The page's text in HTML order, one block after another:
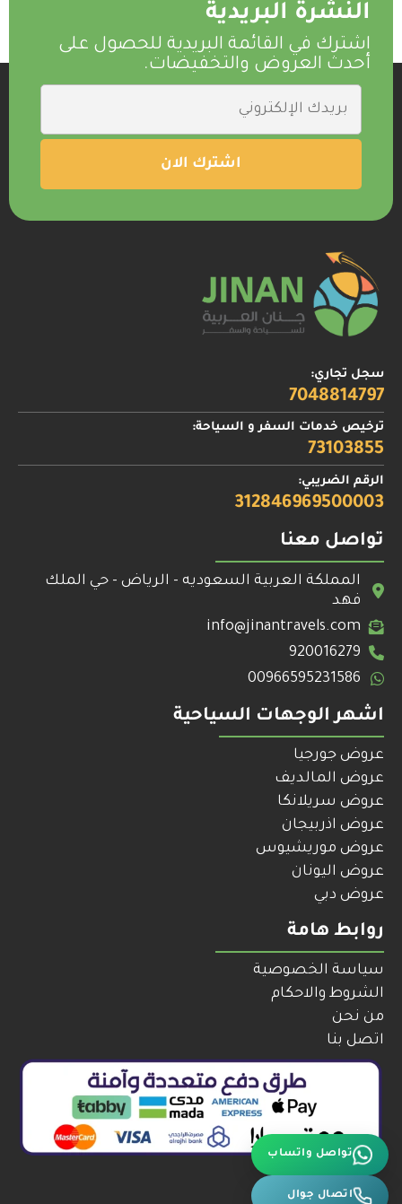
النشرة البريدية
اشترك في القائمة البريدية للحصول على
أحدث العروض والتخفيضات.
سجل تجاري:
7048814797
ترخيص خدمات السفر و السياحة:
73103855
الرقم الضريبي:
312846969500003
تواصل معنا
المملكة العربية السعوديه - الرياض - حي الملك
فهد
info@jinantravels.com
920016279
00966595231586
اشهر الوجهات السياحية
عروض جورجيا
عروض المالديف
عروض سريلانكا
عروض اذربيجان
عروض موريشيوس
عروض اليونان
عروض دبي
روابط هامة
سياسة الخصوصية
الشروط والاحكام
من نحن
اتصل بنا
تواصل واتساب
اتصال جوال